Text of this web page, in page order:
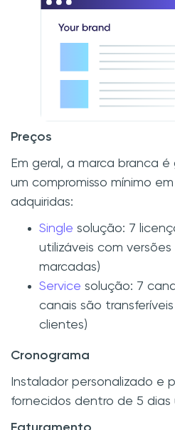
Preços
Em geral, a marca branca
um compromisso mínimo
adquiridas:
Single solução: 7
utilizáveis com
marcadas)
Service solução: 7
canais são
clientes)
Cronograma
Instalador personalizado e
fornecidos dentro de 5 dias